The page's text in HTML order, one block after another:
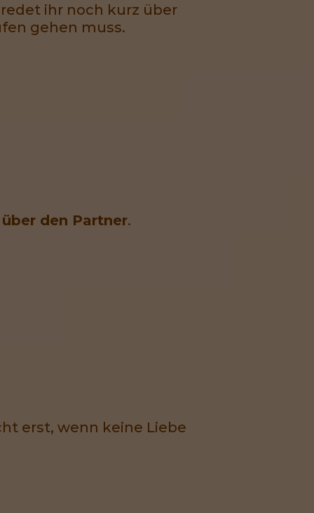
ihr noch kurz über
gehen muss.
den Partner.
erst, wenn keine Liebe